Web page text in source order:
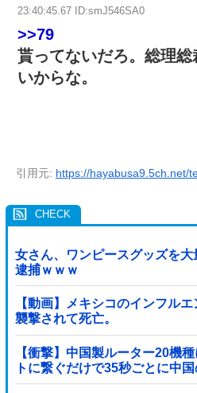
23:40:45.67 ID:smJ546SA0
>>79
貰ってないだろ。総理
いからな。
引用元: https://hayabusa9.5ch.net/
女さん、ワンピースグッズを
逮捕ｗｗｗ
【動画】メキシコのインフル
襲撃されて死亡。
【衝撃】中国製ルーター20機
トに繋ぐだけで35秒ごとに中